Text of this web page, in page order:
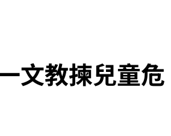
文教揀兒童危